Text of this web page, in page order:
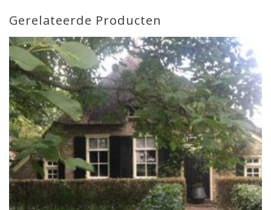
Gerelateerde Producten